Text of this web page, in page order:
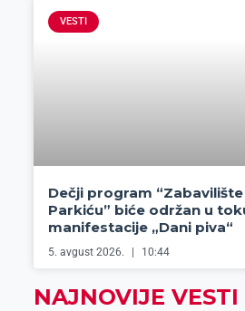
VESTI
Dečji program
Parkiću” biće održan u
manifestacije „Dani piva“
5. avgust 2026. 10:44
NAJNOVIJE VESTI